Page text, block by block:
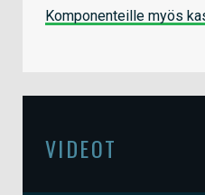
Komponenteille myös
VIDEOT